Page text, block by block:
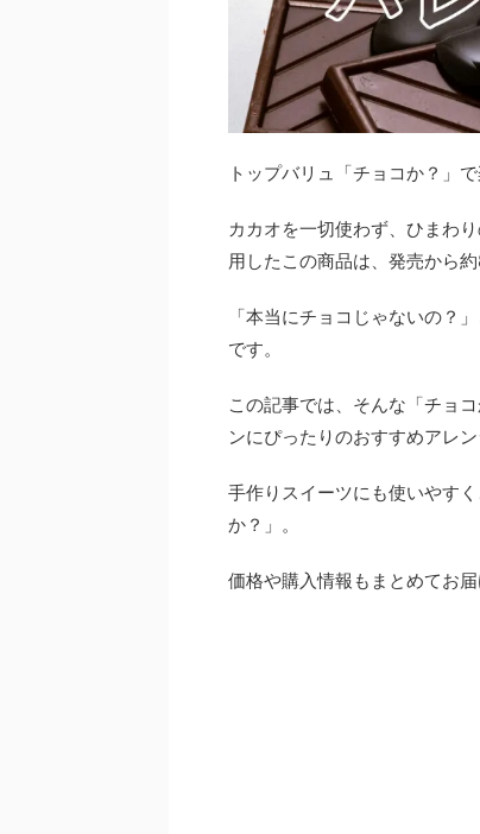
トップバリュ「チョコか？」
カカオを一切使わず、ひまわ
用したこの商品は、発売から
「本当にチョコじゃないの？
です。
この記事では、そんな「チョ
ンにぴったりのおすすめアレ
手作りスイーツにも使いやす
か？」。
価格や購入情報もまとめてお